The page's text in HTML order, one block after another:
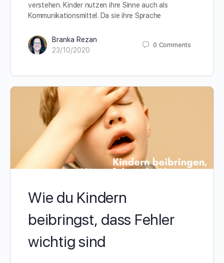
verstehen. Kinder nutzen ihre Sinne auch als
Kommunikationsmittel. Da sie ihre Sprache
Branka Rezan
23/10/2020
0 Comments
Wie du Kindern
beibringst, dass Fehler
wichtig sind